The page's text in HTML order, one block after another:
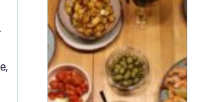
længe alene med
skammen og tvivlen, før
de søger hjælp. Her kan
professionel
misbrugsbehandling g...